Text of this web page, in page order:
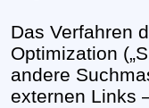
Das Verfahren
Optimization
andere
externen Links